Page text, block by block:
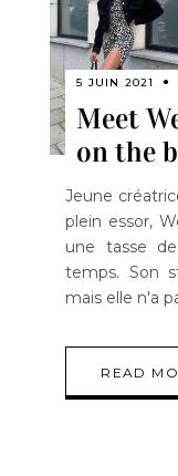
5 JUIN 2021
Meet
on the
Jeune
plein essor,
une tasse
temps. Son
mais elle n'a
READ